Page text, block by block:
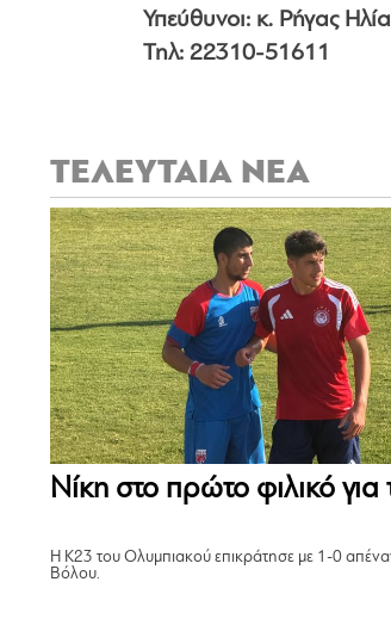
Υπεύθυνοι: κ. Ρήγας
Τηλ: 22310-51611
ΤΕΛΕΥΤΑΙΑ ΝΕΑ
Νίκη στο πρώτο φιλικό για
Η Κ23 του Ολυμπιακού επικράτησε με 1-0
Βόλου.